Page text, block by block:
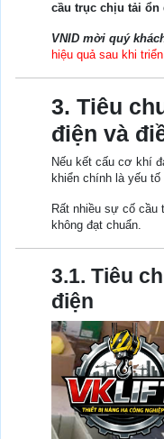
cầu trục chịu tải ổn
VNID mời quý
hiệu quả sau khi
3. Tiêu
điện và
Nếu kết cấu cơ khí
khiển chính là yếu
Rất nhiều sự cố cầu
không đạt chuẩn.
3.1. Tiêu
điện